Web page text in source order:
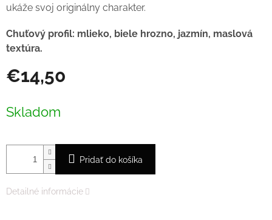
€14,50
cena:
Skladom
Pridať do košíka
ukáže svoj originálny charakter.
Chuťový profil: mlieko, biele hrozno, jazmín, maslová
textúra.
Detailné informácie